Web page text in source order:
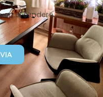
en el sendero